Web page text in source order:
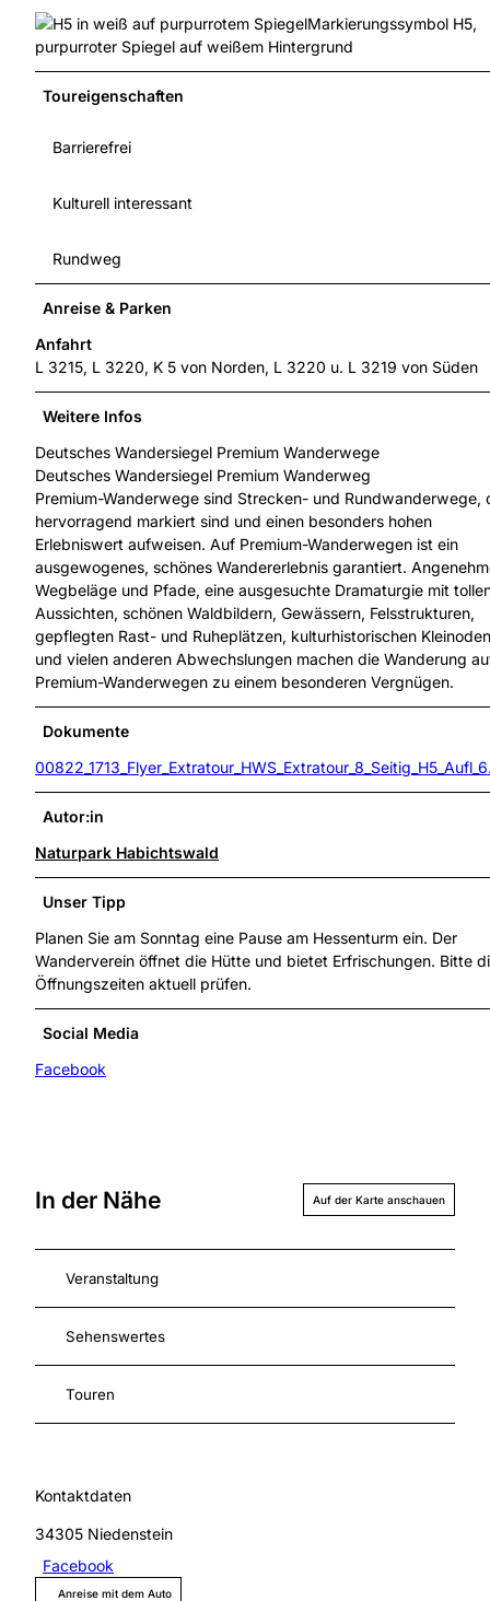
Markierungssymbol H5,
purpurroter Spiegel auf weißem Hintergrund
Toureigenschaften
Barrierefrei
Kulturell interessant
Rundweg
Anreise & Parken
Anfahrt
L 3215, L 3220, K 5 von Norden, L 3220 u. L 3219 von Süden
Weitere Infos
Deutsches Wandersiegel Premium Wanderwege
Deutsches Wandersiegel Premium Wanderweg
Premium-Wanderwege sind Strecken- und Rundwanderwege,
hervorragend markiert sind und einen besonders hohen
Erlebniswert aufweisen. Auf Premium-Wanderwegen ist ein
ausgewogenes, schönes Wandererlebnis garantiert.
Wegbeläge und Pfade, eine ausgesuchte Dramaturgie mit
Aussichten, schönen Waldbildern, Gewässern, Felsstrukturen,
gepflegten Rast- und Ruheplätzen, kulturhistorischen Kleinoden
und vielen anderen Abwechslungen machen die Wanderung
Premium-Wanderwegen zu einem besonderen Vergnügen.
Dokumente
Autor:in
Naturpark Habichtswald
Unser Tipp
Planen Sie am Sonntag eine Pause am Hessenturm ein. Der
Wanderverein öffnet die Hütte und bietet Erfrischungen. Bitte
Öffnungszeiten aktuell prüfen.
Social Media
Facebook
In der Nähe Auf der Karte anschauen
Veranstaltung
Sehenswertes
Touren
Kontaktdaten
34305 Niedenstein
Facebook
Anreise mit dem Auto